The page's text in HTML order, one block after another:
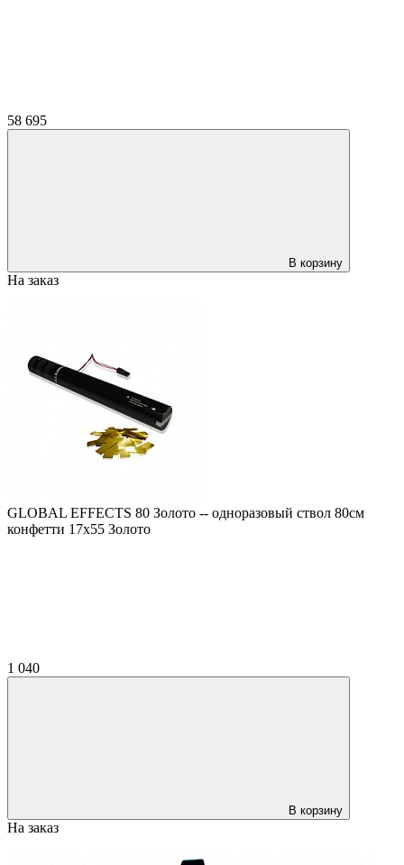
58 695
В корзину
На заказ
GLOBAL EFFECTS 80 Золото -- одноразовый ствол 80см
конфетти 17х55 Золото
1 040
В корзину
На заказ